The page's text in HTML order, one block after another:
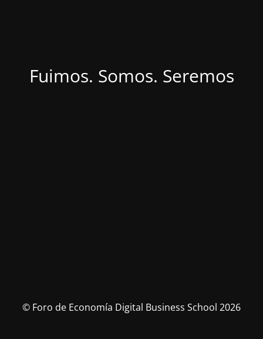
Fuimos. Somos. Seremos
© Foro de Economía Digital Business School 2026